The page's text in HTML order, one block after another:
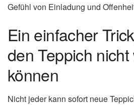
Gefühl von Einladung und
Ein einfacher
den Teppich
können
Nicht jeder kann sofort neue